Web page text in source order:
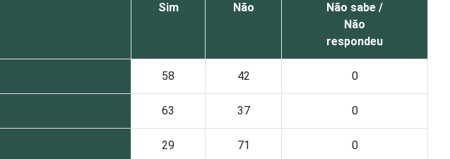
Sim Não
Não sabe /
Não
respondeu
58 42 0
63 37 0
29 71 0